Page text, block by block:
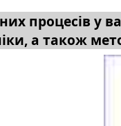
процесів у
а також